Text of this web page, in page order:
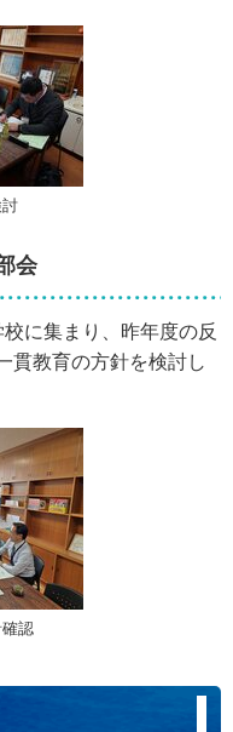
会
に集まり、昨年度の反
貫教育の方針を検討し
認